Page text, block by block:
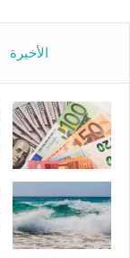
الأخيرة